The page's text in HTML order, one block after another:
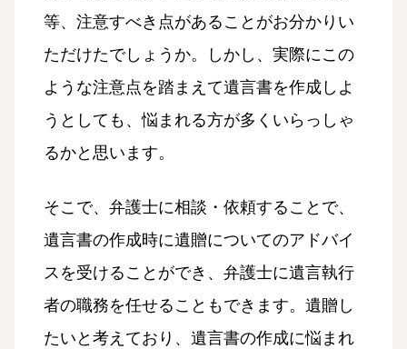
等、注意すべき点があることがお分かりい
ただけたでしょうか。しかし、実際にこの
ような注意点を踏まえて遺言書を作成しよ
うとしても、悩まれる方が多くいらっしゃ
るかと思います。
そこで、弁護士に相談・依頼することで、
遺言書の作成時に遺贈についてのアドバイ
スを受けることができ、弁護士に遺言執行
者の職務を任せることもできます。遺贈し
たいと考えており、遺言書の作成に悩まれ